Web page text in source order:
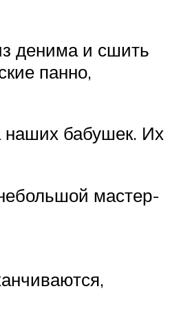
денима и сшить
панно,
наших бабушек. Их
мастер-